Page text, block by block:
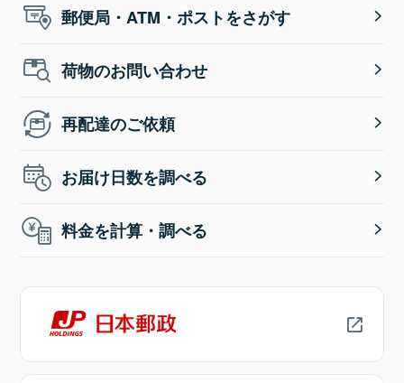
郵便局・ATM・ポストをさがす
荷物のお問い合わせ
再配達のご依頼
お届け日数を調べる
料金を計算・調べる